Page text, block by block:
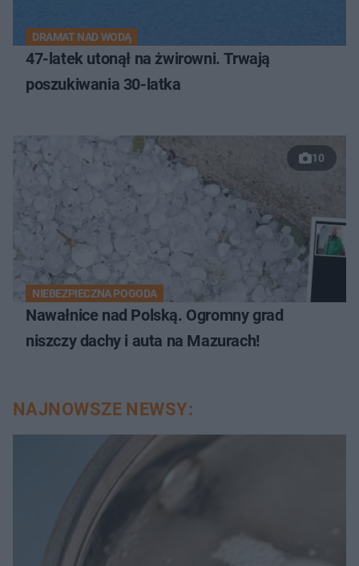
DRAMAT NAD WODĄ
47-latek utonął na żwirowni. Trwają
poszukiwania 30-latka
10
NIEBEZPIECZNA POGODA
Nawałnice nad Polską. Ogromny grad
niszczy dachy i auta na Mazurach!
NAJNOWSZE NEWSY: